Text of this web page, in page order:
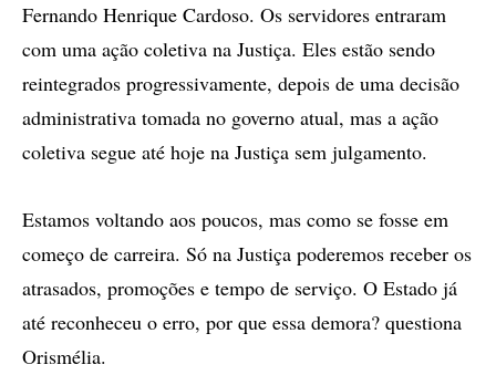
Fernando Henrique Cardoso. Os servidores entraram
com uma ação coletiva na Justiça. Eles estão sendo
reintegrados progressivamente, depois de uma decisão
administrativa tomada no governo atual, mas a ação
coletiva segue até hoje na Justiça sem julgamento.
Estamos voltando aos poucos, mas como se fosse em
começo de carreira. Só na Justiça poderemos receber os
atrasados, promoções e tempo de serviço. O Estado já
até reconheceu o erro, por que essa demora? questiona
Orismélia.